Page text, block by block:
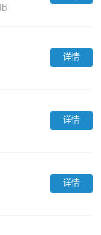
详情
详情
详情